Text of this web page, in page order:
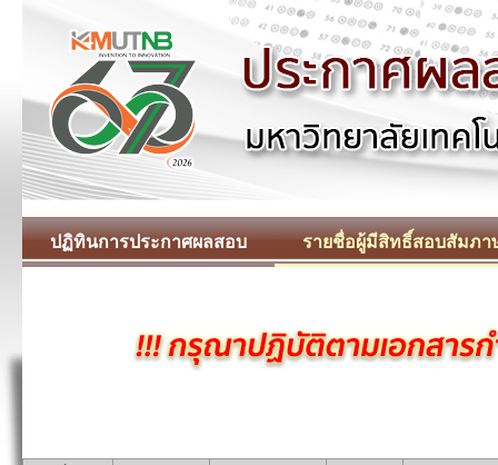
ปฏิทินการประกาศผลสอบ รายชื่อผู้มีสิทธิ์สอบสัมภ